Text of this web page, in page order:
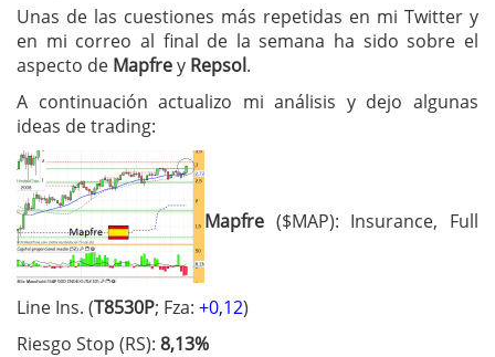
Unas de las cuestiones más repetidas en mi Twitter y
en mi correo al final de la semana ha sido sobre el
aspecto de Mapfrey Repsol.
A continuación actualizo mi análisis y dejo algunas
ideas de trading:
Mapfre ($MAP): Insurance, Full
Line Ins. (T8530P; Fza: +0,12)
Riesgo Stop (RS): 8,13%